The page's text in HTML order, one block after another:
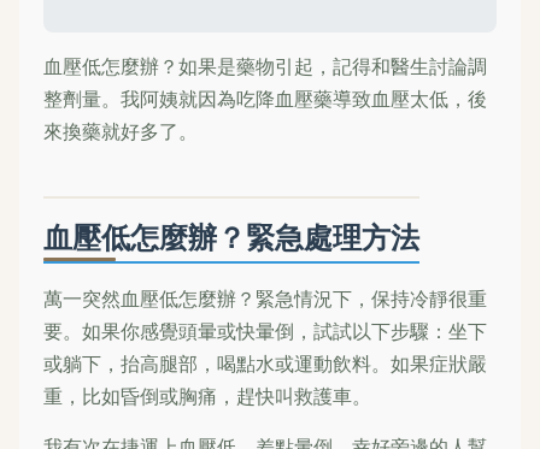
血壓低怎麼辦？如果是藥物引起，記得和醫生討論調
整劑量。我阿姨就因為吃降血壓藥導致血壓太低，後
來換藥就好多了。
血壓低怎麼辦？緊急處理方法
萬一突然血壓低怎麼辦？緊急情況下，保持冷靜很重
要。如果你感覺頭暈或快暈倒，試試以下步驟：坐下
或躺下，抬高腿部，喝點水或運動飲料。如果症狀嚴
重，比如昏倒或胸痛，趕快叫救護車。